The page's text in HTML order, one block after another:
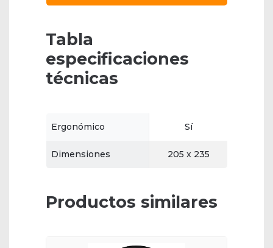
Tabla
especificaciones
técnicas
Ergonómico Sí
Dimensiones 205 x 235
Productos similares